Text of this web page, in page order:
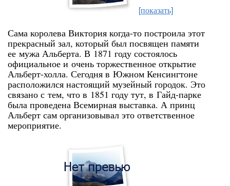
[показать]
Сама королева Виктория когда-то построила этот
прекрасный зал, который был посвящен памяти
ее мужа Альберта. В 1871 году состоялось
официальное и очень торжественное открытие
Альберт-холла. Сегодня в Южном Кенсингтоне
расположился настоящий музейный городок. Это
связано с тем, что в 1851 году тут, в Гайд-парке
была проведена Всемирная выставка. А принц
Альберт сам организовывал это ответственное
мероприятие.